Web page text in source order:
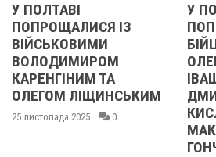
У ПОЛТАВІ
ПОПРОЩАЛИСЯ ІЗ
ВІЙСЬКОВИМИ
ВОЛОДИМИРОМ
КАРЕНГІНИМ ТА
ОЛЕГОМ ЛІЩИНСЬКИМ
25 листопада 2025 0
У